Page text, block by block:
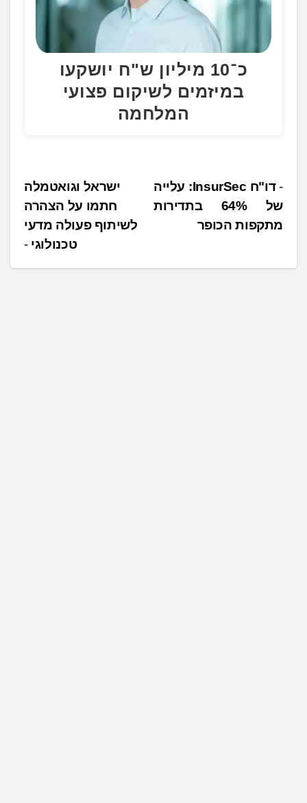
כ־10 מיליון ש"ח יושקעו
במיזמים לשיקום פצועי
המלחמה
נ
י
ו
ישראל וגואטמלה
חתמו על הצהרה
לשיתוף פעולה מדעי
טכנולוגי
דו"ח InsurSec: עלייה
של 64% בתדירות
מתקפות הכופר